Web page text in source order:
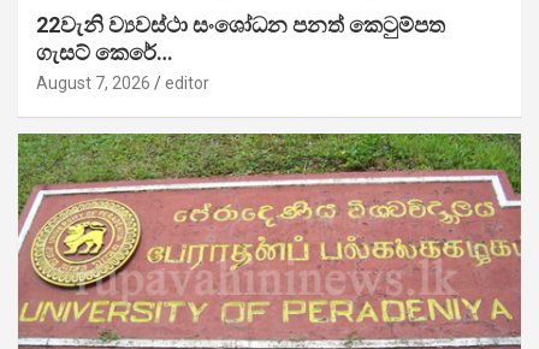
22වැනි ව්‍යවස්ථා සංශෝධන පනත් කෙටුම්පත
ගැසට් කෙරේ…
August 7, 2026 editor